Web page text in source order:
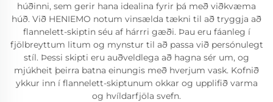
húðinni, sem gerir hana idealina fyrir þá með viðkvæma
húð. Við HENIEMO notum vinsælda tækni til að tryggja að
flannelett-skiptin séu af hárrri gæði. Þau eru fáanleg í
fjölbreyttum litum og mynstur til að passa við persónulegt
stíl. Þessi skipti eru auðveldlega að hagna sér um, og
mjúkheit þeirra batna einungis með hverjum vask. Kofnið
ykkur inn í flannelett-skiptunum okkar og upplifið varma
og hvíldarfjöla svefn.